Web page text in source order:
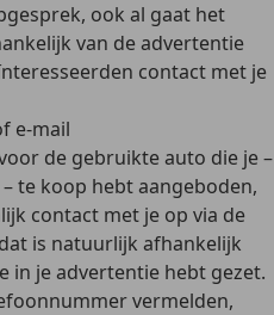
ook al gaat het
van de advertentie
contact met je
e-mail
de gebruikte auto die je –
te koop hebt aangeboden,
contact met je op via de
is natuurlijk afhankelijk
in je advertentie hebt gezet.
vermelden,